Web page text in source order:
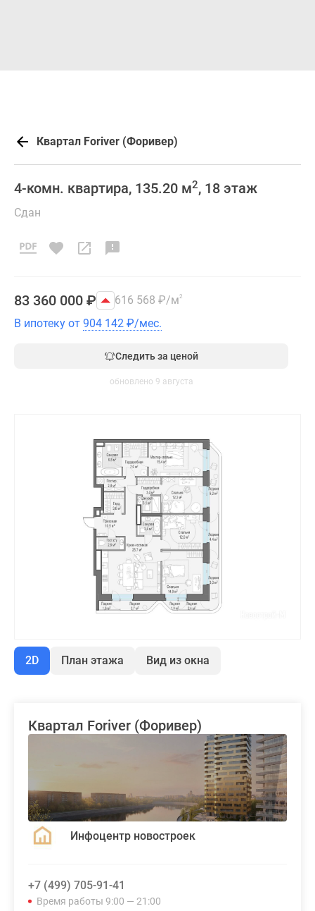
Квартал Foriver (Форивер)
4-комн. квартира, 135.20 м2, 18 этаж
Сдан
83 360 000 ₽ 616 568 ₽/м2
В ипотеку от 904 142 ₽/мес.
Следить за ценой
обновлено 9 августа
2D План этажа Вид из окна
Квартал Foriver (Форивер)
Инфоцентр новостроек
+7 (499) 705-91-41
Время работы 9:00 — 21:00